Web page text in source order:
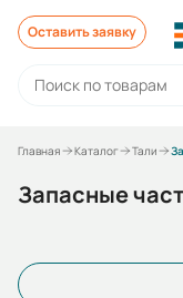
Оставить заявку
Главная Каталог Тали
Запасные